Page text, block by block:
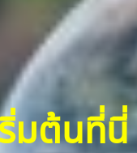
มต้นที่นี่